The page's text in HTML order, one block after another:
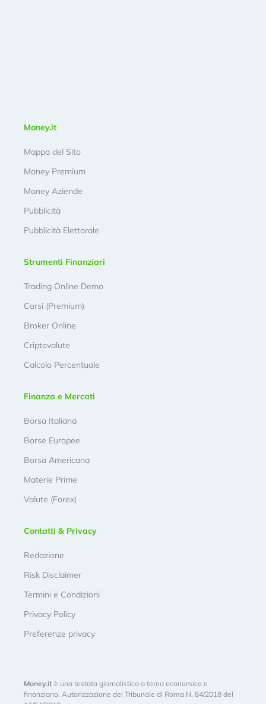
Money.it
Mappa del Sito
Money Premium
Money Aziende
Pubblicità
Pubblicità Elettorale
Strumenti Finanziari
Trading Online Demo
Corsi (Premium)
Broker Online
Criptovalute
Calcolo Percentuale
Finanza e Mercati
Borsa Italiana
Borse Europee
Borsa Americana
Materie Prime
Valute (Forex)
Contatti & Privacy
Redazione
Risk Disclaimer
Termini e Condizioni
Privacy Policy
Preferenze privacy
Money.it è una testata giornalistica a tema economico e
finanziario. Autorizzazione del Tribunale di Roma N. 84/2018 del